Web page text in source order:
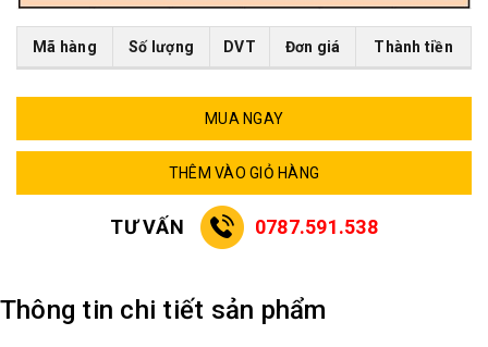
Mã hàng Số lượng DVT Đơn giá Thành tiền
MUA NGAY
THÊM VÀO GIỎ HÀNG
TƯ VẤN 0787.591.538
Thông tin chi tiết sản phẩm